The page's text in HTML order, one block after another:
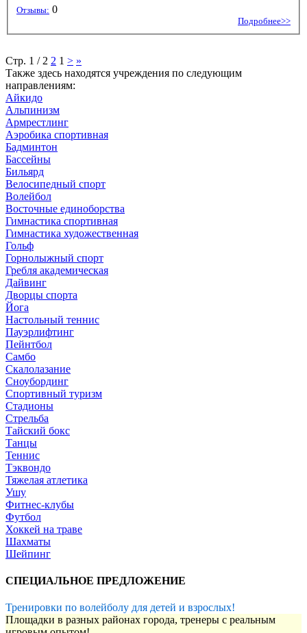
Отзывы: 0
Подробнее>>
Стр. 1 / 2 2 1 > »
Также здесь находятся учреждения по следующим
направлениям:
Айкидо
Альпинизм
Армрестлинг
Аэробика спортивная
Бадминтон
Бассейны
Бильярд
Велосипедный спорт
Волейбол
Восточные единоборства
Гимнастика спортивная
Гимнастика художественная
Гольф
Горнолыжный спорт
Гребля академическая
Дайвинг
Дворцы спорта
Йога
Настольный теннис
Пауэрлифтинг
Пейнтбол
Самбо
Скалолазание
Сноубординг
Спортивный туризм
Стадионы
Стрельба
Тайский бокс
Танцы
Теннис
Тэквондо
Тяжелая атлетика
Ушу
Фитнес-клубы
Футбол
Хоккей на траве
Шахматы
Шейпинг
СПЕЦИАЛЬНОЕ ПРЕДЛОЖЕНИЕ
Тренировки по волейболу для детей и взрослых!
Площадки в разных районах города, тренеры с реальным